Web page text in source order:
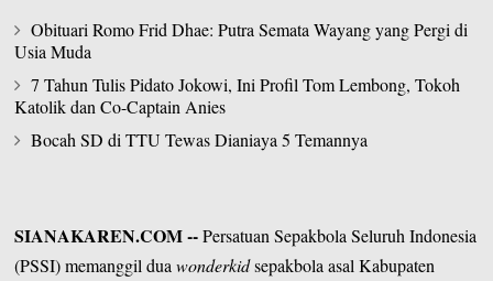
Obituari Romo Frid Dhae: Putra Semata Wayang yang Pergi di
Usia Muda
7 Tahun Tulis Pidato Jokowi, Ini Profil Tom Lembong, Tokoh
Katolik dan Co-Captain Anies
Bocah SD di TTU Tewas Dianiaya 5 Temannya
SIANAKAREN.COM--Persatuan Sepakbola Seluruh Indonesia
(PSSI) memanggil duawonderkidsepakbola asal Kabupaten